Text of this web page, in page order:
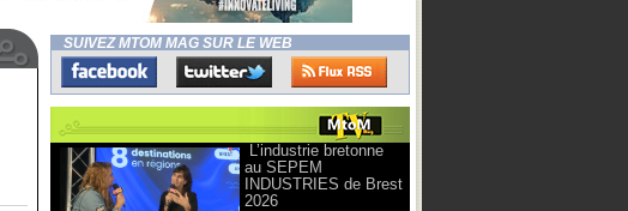
SUIVEZ MTOM MAG SUR LE WEB
L’industrie bretonne
au SEPEM
INDUSTRIES de Brest
2026